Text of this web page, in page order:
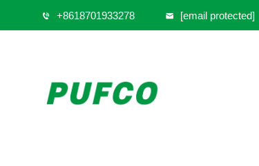
+8618701933278 [email protected]